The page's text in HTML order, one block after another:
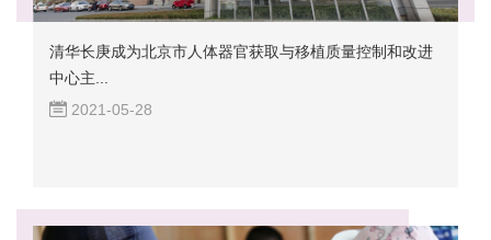
清华长庚成为北京市人体器官获取与移植质量控制和改进
中心主...
2021-05-28